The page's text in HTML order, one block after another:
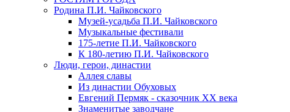
Родина П.И. Чайковского
Музей-усадьба П.И. Чайковского
Музыкальные фестивали
175-летие П.И. Чайковского
К 180-летию П.И. Чайковского
Люди, герои, династии
Аллея славы
Из династии Обуховых
Евгений Пермяк - сказочник XX века
Знаменитые заводчане